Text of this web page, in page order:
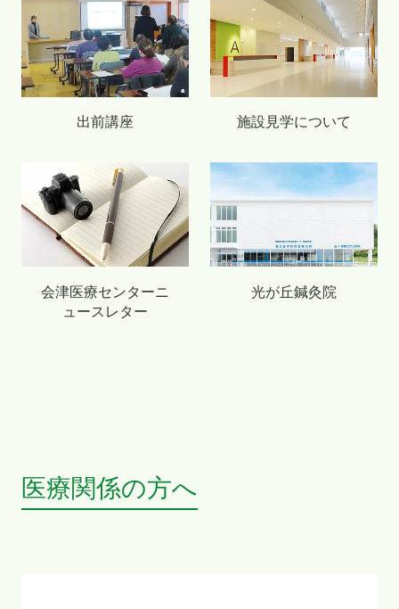
出前講座 施設見学について
会津医療センターニ
ュースレター
光が丘鍼灸院
医療関係の方へ